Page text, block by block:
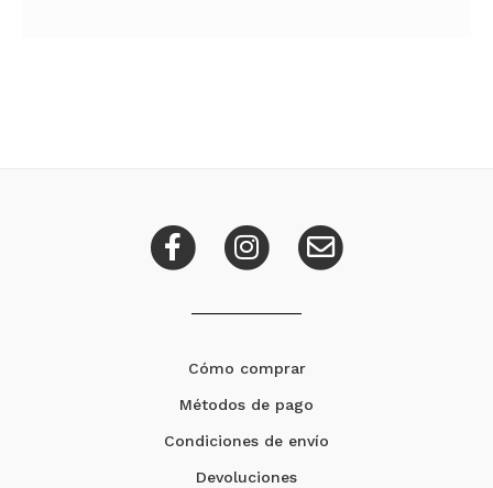
Cómo comprar
Métodos de pago
Condiciones de envío
Devoluciones